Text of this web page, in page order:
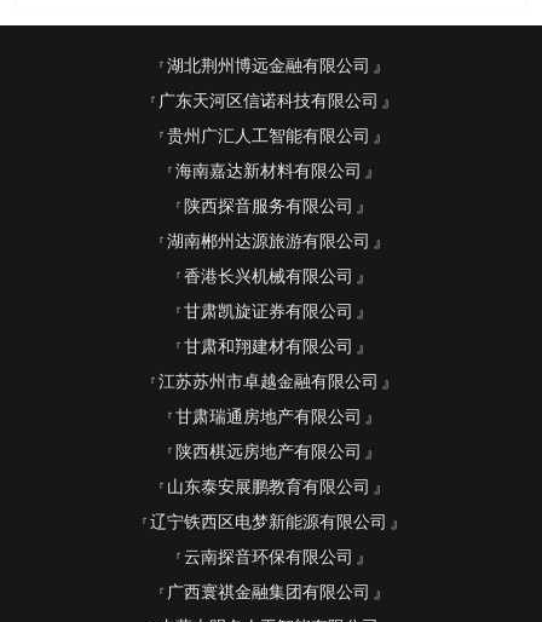
湖北荆州博远金融有限公司
广东天河区信诺科技有限公司
贵州广汇人工智能有限公司
海南嘉达新材料有限公司
陕西探音服务有限公司
湖南郴州达源旅游有限公司
香港长兴机械有限公司
甘肃凯旋证券有限公司
甘肃和翔建材有限公司
江苏苏州市卓越金融有限公司
甘肃瑞通房地产有限公司
陕西棋远房地产有限公司
山东泰安展鹏教育有限公司
辽宁铁西区电梦新能源有限公司
云南探音环保有限公司
广西寰祺金融集团有限公司